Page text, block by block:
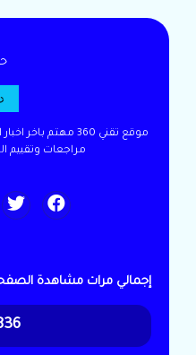
موقع تقني 360 مهتم
مراجعات وتقييم
إجمالي مرات مشاهدة